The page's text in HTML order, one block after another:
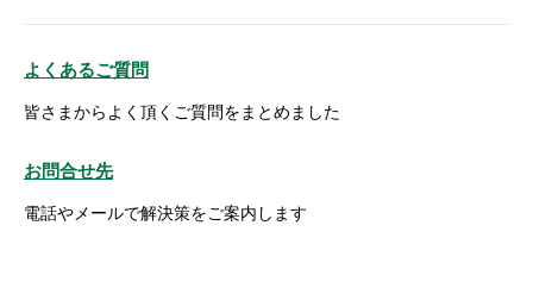
よくあるご質問
皆さまからよく頂くご質問をまとめました
お問合せ先
電話やメールで解決策をご案内します